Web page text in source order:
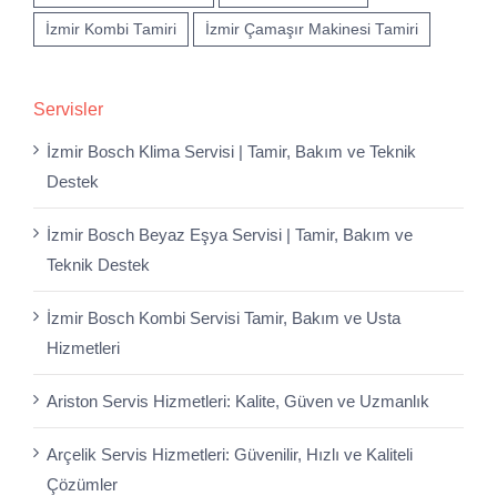
İzmir Kombi Tamiri İzmir Çamaşır Makinesi Tamiri
Servisler
İzmir Bosch Klima Servisi | Tamir, Bakım ve Teknik
Destek
İzmir Bosch Beyaz Eşya Servisi | Tamir, Bakım ve
Teknik Destek
İzmir Bosch Kombi Servisi Tamir, Bakım ve Usta
Hizmetleri
Ariston Servis Hizmetleri: Kalite, Güven ve Uzmanlık
Arçelik Servis Hizmetleri: Güvenilir, Hızlı ve Kaliteli
Çözümler